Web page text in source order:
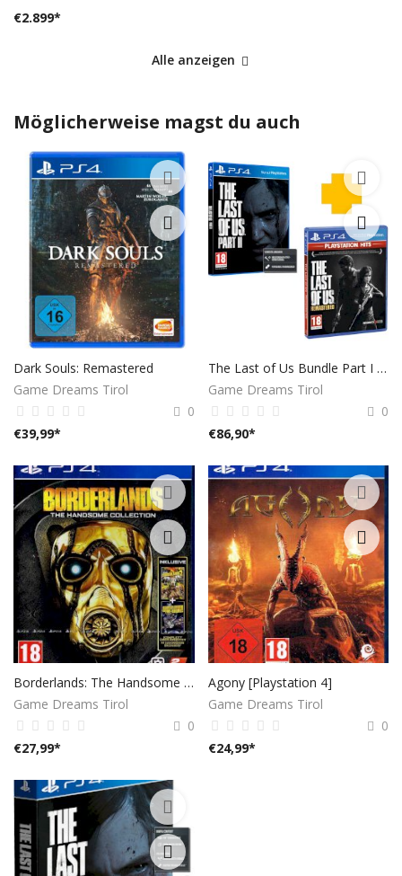
€2.899*
Alle anzeigen
Möglicherweise magst du auch
Dark Souls: Remastered
Game Dreams Tirol
0
€39,99*
The Last of Us Bundle Part I + II
Game Dreams Tirol
0
€86,90*
Borderlands: The Handsome Collection - [Playstation 4]
Game Dreams Tirol
0
€27,99*
Agony [Playstation 4]
Game Dreams Tirol
0
€24,99*